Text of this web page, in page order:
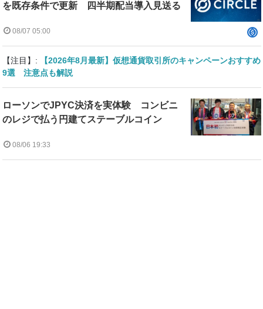
を既存条件で更新 四半期配当導入見送る
08/07 05:00
【注目】:
【2026年8月最新】仮想通貨取引所のキャンペーンおすすめ
9選 注意点も解説
ローソンでJPYC決済を実体験 コンビニ
のレジで払う円建てステーブルコイン
08/06 19:33